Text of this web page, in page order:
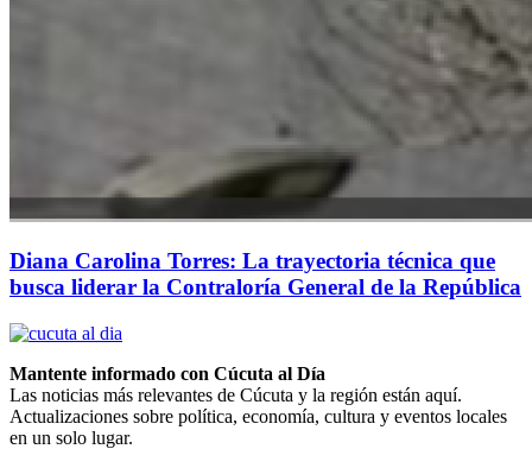
Diana Carolina Torres: La trayectoria técnica que
busca liderar la Contraloría General de la República
Mantente informado con Cúcuta al Día
Las noticias más relevantes de Cúcuta y la región están aquí.
Actualizaciones sobre política, economía, cultura y eventos locales
en un solo lugar.